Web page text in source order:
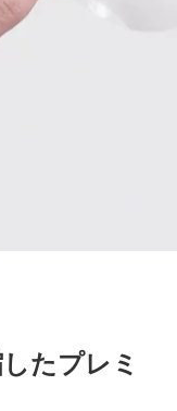
たプレミ